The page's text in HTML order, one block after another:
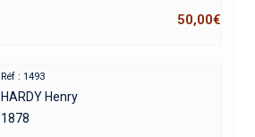
50,00€
Réf : 1493
HARDY Henry
1878